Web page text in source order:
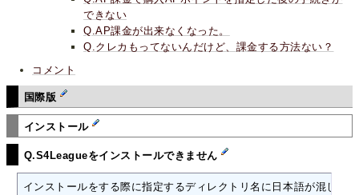
できない
Q.AP課金が出来なくなった。
Q.クレカもってないんだけど、課金する方法ない？
コメント
国際版
インストール
Q.S4Leagueをインストールできません
インストールをする際に指定するディレクトリ名に日本語が混じっ